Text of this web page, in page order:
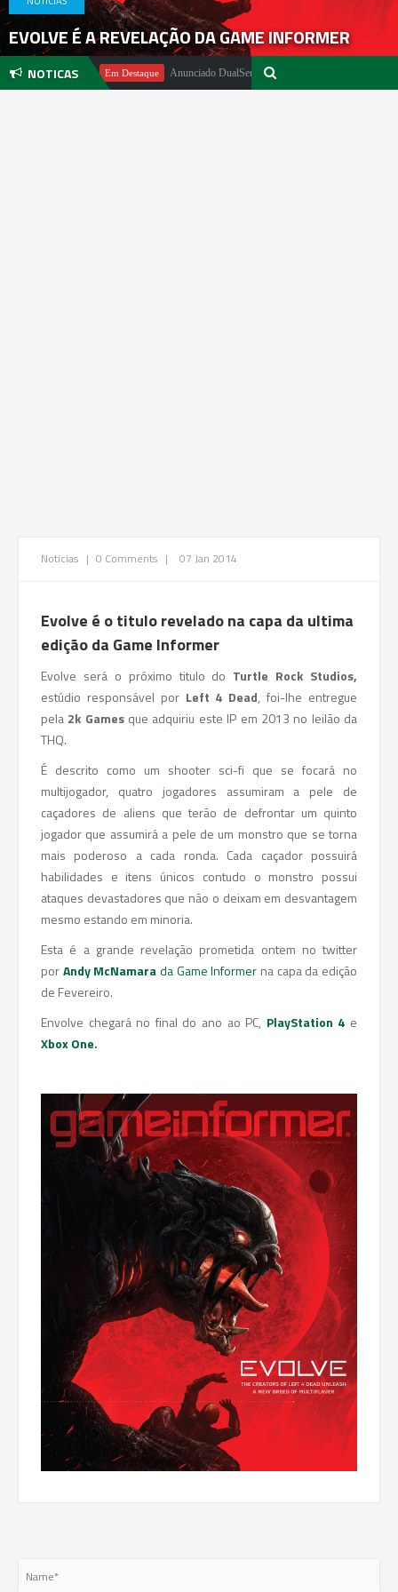
EVOLVE É A REVELAÇÃO DA GAME INFORMER
NOTICAS
Pachter Em Destaque Anunciado DualSense The Last of Us Limited Edition
Noticias | 0 Comments | 07 Jan 2014
Evolve é o titulo revelado na capa da ultima
edição da Game Informer
Evolve será o próximo titulo do Turtle Rock Studios,
estúdio responsável por Left 4 Dead, foi-lhe entregue
pela 2k Gamesque adquiriu este IP em 2013 no leilão da
THQ.
É descrito como um shooter sci-fi que se focará no
multijogador, quatro jogadores assumiram a pele de
caçadores de aliens que terão de defrontar um quinto
jogador que assumirá a pele de um monstro que se torna
mais poderoso a cada ronda. Cada caçador possuirá
habilidades e itens únicos contudo o monstro possui
ataques devastadores que não o deixam em desvantagem
mesmo estando em minoria.
Esta é a grande revelação prometida ontem no twitter
porAndy McNamaradaGame Informer na capa da edição
de Fevereiro.
Envolve chegará no final do ano ao PC, PlayStation 4 e
Xbox One.